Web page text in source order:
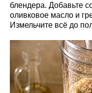
блендера. Добавьте
оливковое масло и
Измельчите всё до